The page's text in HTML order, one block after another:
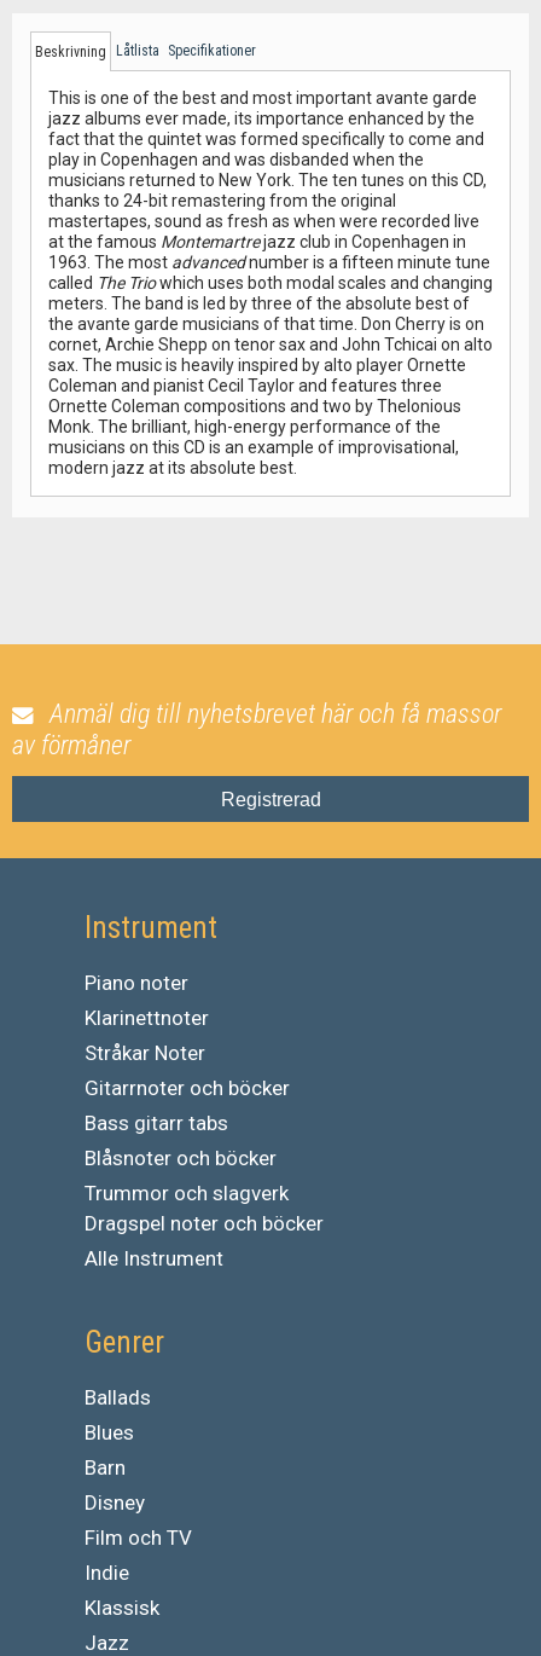
Beskrivning Låtlista Specifikationer
This is one of the best and most important avante garde
jazz albums ever made, its importance enhanced by the
fact that the quintet was formed specifically to come and
play in Copenhagen and was disbanded when the
musicians returned to New York. The ten tunes on this CD,
thanks to 24-bit remastering from the original
mastertapes, sound as fresh as when were recorded live
at the famous Montemartrejazz club in Copenhagen in
1963. The most advancednumber is a fifteen minute tune
called The Triowhich uses both modal scales and changing
meters. The band is led by three of the absolute best of
the avante garde musicians of that time. Don Cherry is on
cornet, Archie Shepp on tenor sax and John Tchicai on alto
sax. The music is heavily inspired by alto player Ornette
Coleman and pianist Cecil Taylor and features three
Ornette Coleman compositions and two by Thelonious
Monk. The brilliant, high-energy performance of the
musicians on this CD is an example of improvisational,
modern jazz at its absolute best.
Anmäl dig till nyhetsbrevet här och få massor
av förmåner
Registrerad
Instrument
Piano noter
Klarinettnoter
Stråkar Noter
Gitarrnoter och böcker
Bass gitarr tabs
Blåsnoter och böcker
Trummor och slagverk
Dragspel noter och böcker
Alle Instrument
Genrer
Ballads
Blues
Barn
Disney
Film och TV
Indie
Klassisk
Jazz